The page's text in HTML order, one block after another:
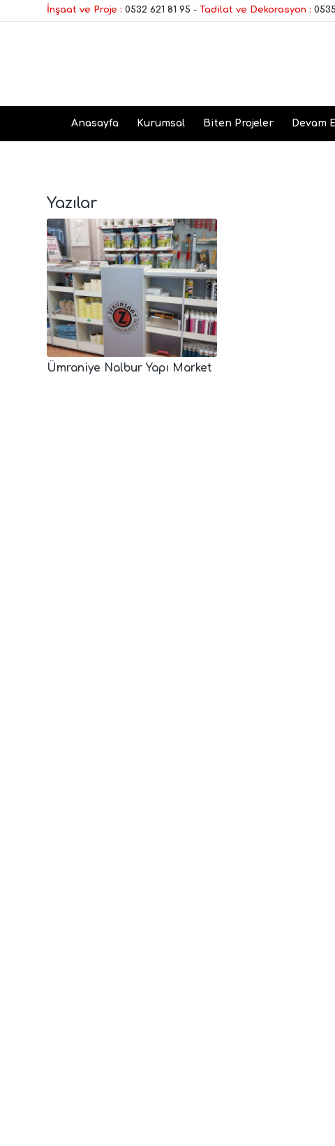
İnşaat ve Proje : 0532 621 81 95 - Tadilat ve Dekorasyon :
Anasayfa Kurumsal Biten Projeler Devam
Yazılar
Ümraniye Nalbur Yapı Market